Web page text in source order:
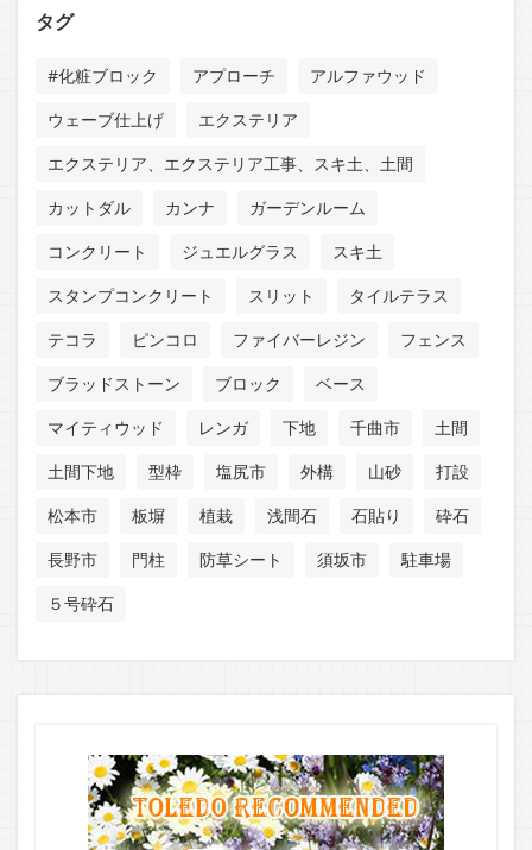
タグ
#化粧ブロック アプローチ
アルファウッド
ウェーブ仕上げ
エクステリア
エクステリア、エクステリア工事、スキ土、土間
カットダル
カンナ
ガーデンルーム
コンクリート
ジュエルグラス
スキ土
スタンプコンクリート
スリット
タイルテラス
テコラ
ピンコロ ファイバーレジン
フェンス
ブラッドストーン
ブロック
ベース
マイティウッド
レンガ 下地 千曲市
土間
土間下地
型枠 塩尻市 外構 山砂
打設
松本市
板塀 植栽 浅間石 石貼り
砕石
長野市
門柱 防草シート 須坂市
駐車場
５号砕石